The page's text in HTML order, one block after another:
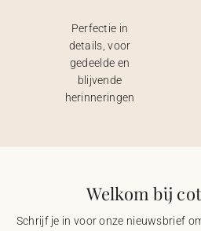
Perfectie in
details, voor
gedeelde en
blijvende
herinneringen
Welkom bij
Schrijf je in voor onze nieuwsbrief